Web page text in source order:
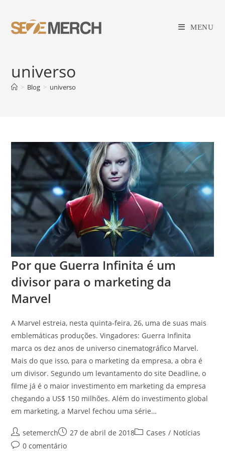
MENU
universo
> Blog > universo
Por que Guerra Infinita é um
divisor para o marketing da
Marvel
A Marvel estreia, nesta quinta-feira, 26, uma de suas mais
emblemáticas produções. Vingadores: Guerra Infinita
marca os dez anos de universo cinematográfico Marvel.
Mais do que isso, para o marketing da empresa, a obra é
um divisor. Segundo um levantamento do site Deadline, o
filme já é o maior investimento em marketing da empresa
chegando a US$ 150 milhões. Além do investimento global
em marketing, a Marvel fechou uma série…
Autor
do
setemerchPost
publicado:
27 de abril de 2018Categoria
Cases / Notícias
Comentários
0 comentário